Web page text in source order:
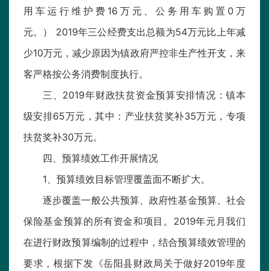
用车运行维护费16万元、公务用车购置0万
元。） 2019年三公经费支出总额为54万元比上年减
少10万元，减少原因为镇政府严控非生产性开支，来
客严格按公务消费制度执行。
三、2019年财政扶贫资金预算安排情况：镇本
级安排65万元，其中：产业扶贫奖补35万元，专项
扶贫奖补30万元。
四、预算绩效工作开展情况
1、预算绩效目标管理覆盖面不断扩大。
逐步覆盖一般公共预算、政府性基金预算、社会
保险基金预算的所有资金和项目。2019年元月我们
在进行财政预算编制的过程中，结合预算绩效管理的
要求，根据下发《岳阳县财政局关于做好2019年度